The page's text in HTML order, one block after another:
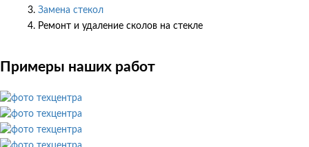
Замена стекол
Ремонт и удаление сколов на стекле
Примеры наших работ